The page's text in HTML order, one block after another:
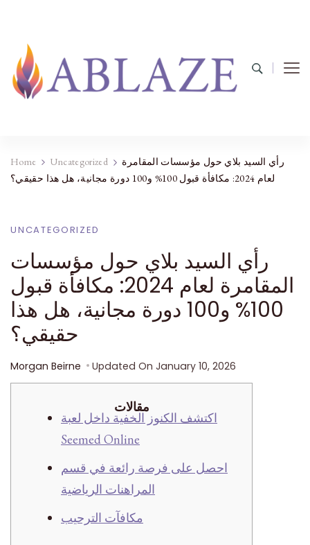
Home Uncategorized
رأي السيد بلاي حول مؤسسات المقامرة
لعام 2024: مكافأة قبول 100% و100 دورة مجانية، هل هذا حقيقي؟
UNCATEGORIZED
رأي السيد بلاي حول مؤسسات
المقامرة لعام 2024: مكافأة قبول
100% و100 دورة مجانية، هل هذا
حقيقي؟
Morgan Beirne Updated On January 10, 2026
مقالات
اكتشف الكنوز الخفية داخل لعبة
Seemed Online
احصل على فرصة رائعة في قسم
المراهنات الرياضية
مكافآت الترحيب